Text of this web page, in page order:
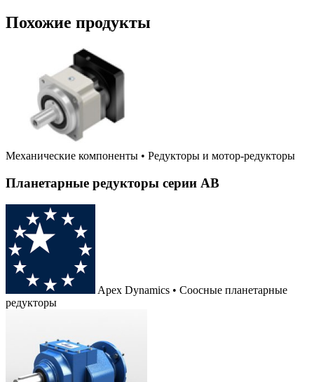
Похожие продукты
Механические компоненты • Редукторы и мотор-редукторы
Планетарные редукторы серии AB
Apex Dynamics • Соосные планетарные
редукторы